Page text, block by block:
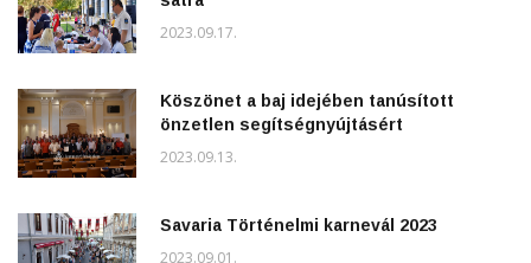
2023.09.17.
Köszönet a baj idejében tanúsított
önzetlen segítségnyújtásért
2023.09.13.
Savaria Történelmi karnevál 2023
2023.09.01.